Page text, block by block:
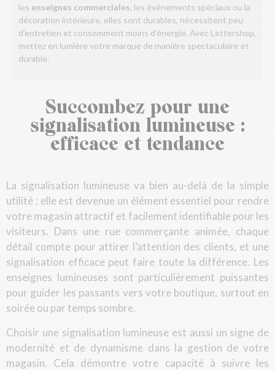
les enseignes commerciales, les événements spéciaux ou la
décoration intérieure, elles sont durables, nécessitent peu
d’entretien et consomment moins d’énergie. Avec Lettershop,
mettez en lumière votre marque de manière spectaculaire et
durable.
Succombez pour une
signalisation lumineuse :
efficace et tendance
La signalisation lumineuse va bien au-delà de la simple
utilité ; elle est devenue un élément essentiel pour rendre
votre magasin attractif et facilement identifiable pour les
visiteurs. Dans une rue commerçante animée, chaque
détail compte pour attirer l’attention des clients, et une
signalisation efficace peut faire toute la différence. Les
enseignes lumineuses sont particulièrement puissantes
pour guider les passants vers votre boutique, surtout en
soirée ou par temps sombre.
Choisir une signalisation lumineuse est aussi un signe de
modernité et de dynamisme dans la gestion de votre
magasin. Cela démontre votre capacité à suivre les